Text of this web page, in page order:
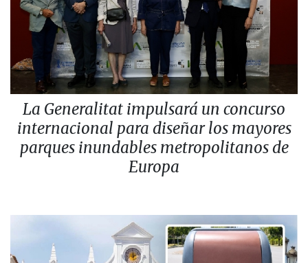
La Generalitat impulsará un concurso
internacional para diseñar los mayores
parques inundables metropolitanos de
Europa